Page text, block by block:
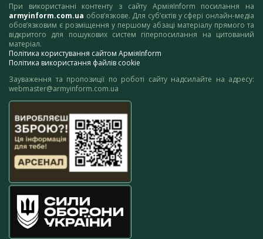
При використанні контенту з сайту АрміяInform посилання на
armyinform.com.ua обов’язкове. Для суб’єктів у сфері онлайн-медіа
обов’язковим є розміщення у першому абзаці матеріалу прямого та
відкритого для пошукових систем гіперпосилання на цитований
матеріал.
Політика користування сайтом АрміяInform
Політика використання файлів cookie
Зауваження та пропозиції по роботі сайту надсилайте на адресу:
webmaster@armyinform.com.ua